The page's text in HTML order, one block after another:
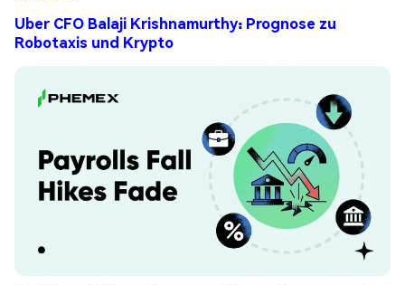
Uber CFO Balaji Krishnamurthy: Prognose zu
Robotaxis und Krypto